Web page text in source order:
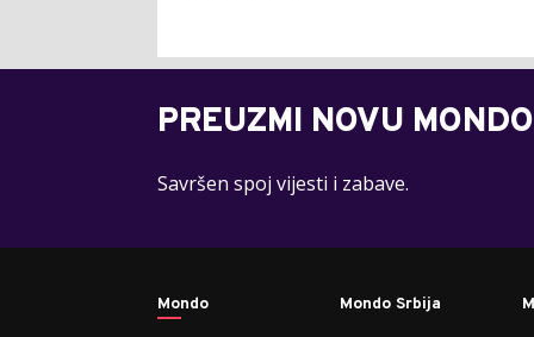
PREUZMI NOVU
Savršen spoj vijesti i zabave.
Mondo Mondo Srbija